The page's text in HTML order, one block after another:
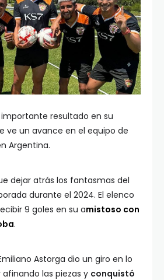
resultado en su
ve un avance en el equipo de
Argentina.
dejar atrás los fantasmas del
durante el 2024. El elenco
9 goles en su amistoso con
.
Astorga dio un giro en lo
las piezas y conquistó